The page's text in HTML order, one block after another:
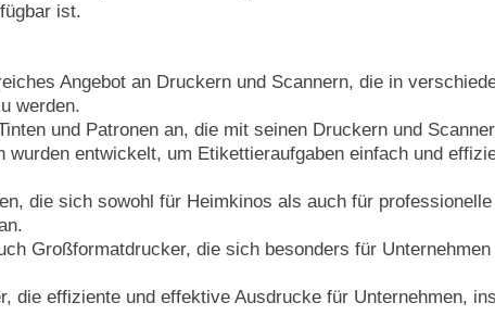
ist.
Angebot an Druckern und Scannern, die in
werden.
und Patronen an, die mit seinen Druckern und
wurden entwickelt, um Etikettieraufgaben einfach und
die sich sowohl für Heimkinos als auch für
Großformatdrucker, die sich besonders für
die effiziente und effektive Ausdrucke für Unternehmen,